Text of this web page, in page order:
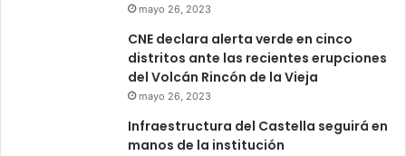
mayo 26, 2023
CNE declara alerta verde en cinco
distritos ante las recientes erupciones
del Volcán Rincón de la Vieja
mayo 26, 2023
Infraestructura del Castella seguirá en
manos de la institución